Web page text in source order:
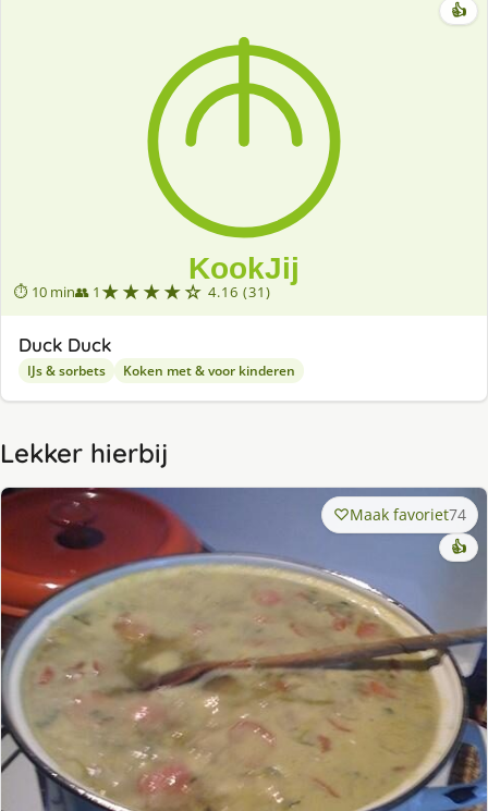
⏱ 10 min👥 1 ★★★★☆ 4.16 (31)
👍
Duck Duck
IJs & sorbets Koken met & voor kinderen
Lekker hierbij
Maak favoriet74
👍